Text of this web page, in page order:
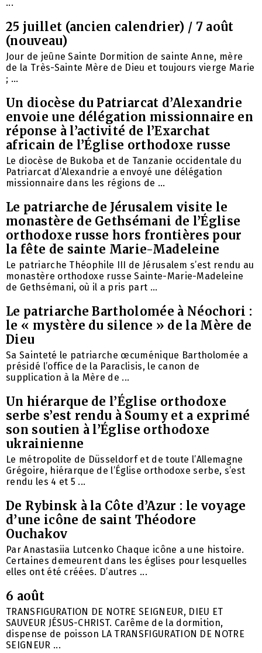
...
25 juillet (ancien calendrier) / 7 août
(nouveau)
Jour de jeûne Sainte Dormition de sainte Anne, mère
de la Très-Sainte Mère de Dieu et toujours vierge Marie
; ...
Un diocèse du Patriarcat d’Alexandrie
envoie une délégation missionnaire en
réponse à l’activité de l’Exarchat
africain de l’Église orthodoxe russe
Le diocèse de Bukoba et de Tanzanie occidentale du
Patriarcat d’Alexandrie a envoyé une délégation
missionnaire dans les régions de ...
Le patriarche de Jérusalem visite le
monastère de Gethsémani de l’Église
orthodoxe russe hors frontières pour
la fête de sainte Marie-Madeleine
Le patriarche Théophile III de Jérusalem s’est rendu au
monastère orthodoxe russe Sainte-Marie-Madeleine
de Gethsémani, où il a pris part ...
Le patriarche Bartholomée à Néochori :
le « mystère du silence » de la Mère de
Dieu
Sa Sainteté le patriarche œcuménique Bartholomée a
présidé l’office de la Paraclisis, le canon de
supplication à la Mère de ...
Un hiérarque de l’Église orthodoxe
serbe s’est rendu à Soumy et a exprimé
son soutien à l’Église orthodoxe
ukrainienne
Le métropolite de Düsseldorf et de toute l’Allemagne
Grégoire, hiérarque de l’Église orthodoxe serbe, s’est
rendu les 4 et 5 ...
De Rybinsk à la Côte d’Azur : le voyage
d’une icône de saint Théodore
Ouchakov
Par Anastasiia Lutcenko Chaque icône a une histoire.
Certaines demeurent dans les églises pour lesquelles
elles ont été créées. D’autres ...
6 août
TRANSFIGURATION DE NOTRE SEIGNEUR, DIEU ET
SAUVEUR JÉSUS-CHRIST. Carême de la dormition,
dispense de poisson LA TRANSFIGURATION DE NOTRE
SEIGNEUR ...